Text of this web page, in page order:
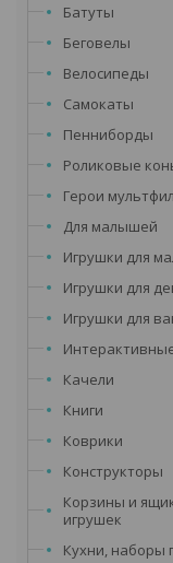
Батуты
Беговелы
Велосипеды
Самокаты
Пенниборды
Роликовые
Герои
Для малышей
Игрушки для
Игрушки для
Игрушки для
Качели
Книги
Коврики
Конструкторы
Корзины и
игрушек
Кухни, наборы